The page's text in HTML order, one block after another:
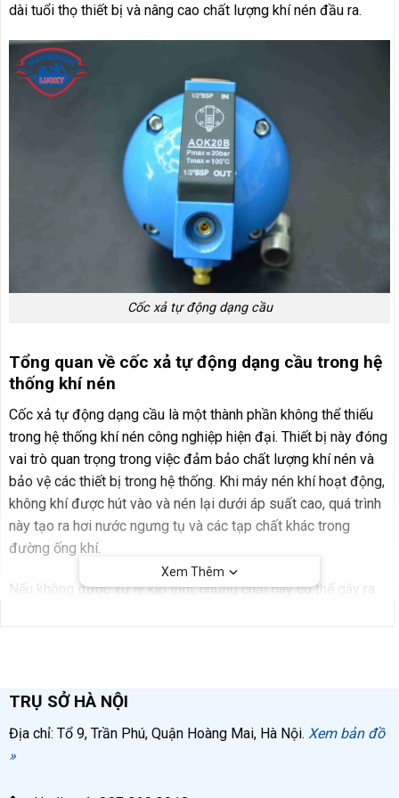
dài tuổi thọ thiết bị và nâng cao chất lượng khí nén đầu ra.
Cốc xả tự động dạng cầu
Tổng quan về cốc xả tự động dạng cầu trong hệ
thống khí nén
Cốc xả tự động dạng cầu là một thành phần không thể thiếu
trong hệ thống khí nén công nghiệp hiện đại. Thiết bị này đóng
vai trò quan trọng trong việc đảm bảo chất lượng khí nén và
bảo vệ các thiết bị trong hệ thống. Khi máy nén khí hoạt động,
không khí được hút vào và nén lại dưới áp suất cao, quá trình
này tạo ra hơi nước ngưng tụ và các tạp chất khác trong
đường ống khí.
Nếu không được xử lý kịp thời, những chất này có thể gây ra
Làm hỏng các van điều khiển khí nén
Ảnh hưởng đến chất lượng sản phẩm trong các quy
Xem Thêm
TRỤ SỞ HÀ NỘI
Địa chỉ: Tổ 9, Trần Phú, Quận Hoàng Mai, Hà Nội. Xem bản đồ
»